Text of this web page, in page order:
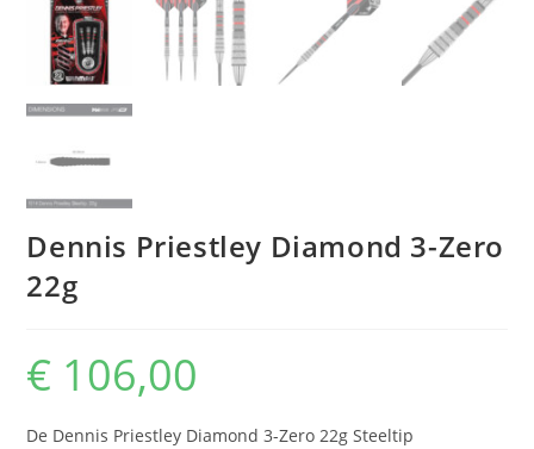
Dennis Priestley Diamond 3-Zero
22g
€ 106,00
De Dennis Priestley Diamond 3-Zero 22g Steeltip